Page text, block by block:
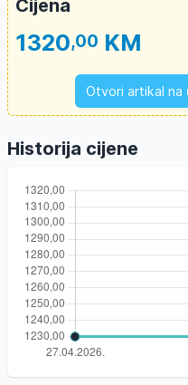
Cijena
1320,00 KM
Otvori artikal na
Historija cijene